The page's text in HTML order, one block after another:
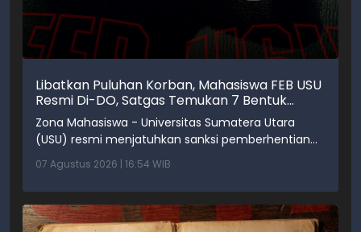
Libatkan Puluhan Korban, Mahasiswa FEB USU
Resmi Di-DO, Satgas Temukan 7 Bentuk
Kekerasan Seksual
Zona Mahasiswa - Universitas Sumatera Utara
(USU) resmi menjatuhkan sanksi pemberhentian
tetap atau drop out (DO) kepada mahasiswa
Program Studi S-1
07 Agustus 2026 | 16:54 WIB